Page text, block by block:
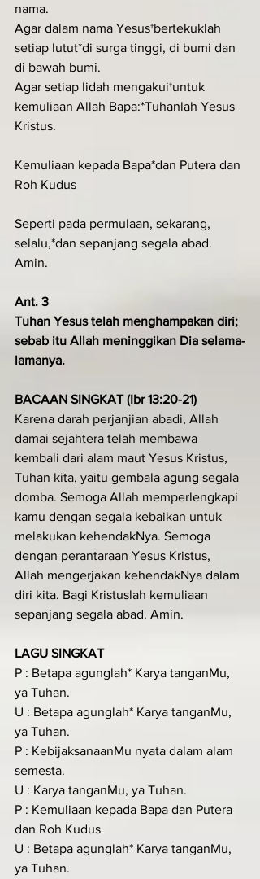
nama.
Agar dalam nama Yesus†bertekuklah
setiap lutut*di surga tinggi, di bumi dan
di bawah bumi.
Agar setiap lidah mengakui†untuk
kemuliaan Allah Bapa:*Tuhanlah Yesus
Kristus.
Kemuliaan kepada Bapa*dan Putera dan
Roh Kudus
Seperti pada permulaan, sekarang,
selalu,*dan sepanjang segala abad.
Amin.
Ant. 3
Tuhan Yesus telah menghampakan diri;
sebab itu Allah meninggikan Dia selama-
lamanya.
BACAAN SINGKAT (Ibr 13:20-21)
Karena darah perjanjian abadi, Allah
damai sejahtera telah membawa
kembali dari alam maut Yesus Kristus,
Tuhan kita, yaitu gembala agung segala
domba. Semoga Allah memperlengkapi
kamu dengan segala kebaikan untuk
melakukan kehendakNya. Semoga
dengan perantaraan Yesus Kristus,
Allah mengerjakan kehendakNya dalam
diri kita. Bagi Kristuslah kemuliaan
sepanjang segala abad. Amin.
LAGU SINGKAT
P : Betapa agunglah* Karya tanganMu,
ya Tuhan.
U : Betapa agunglah* Karya tanganMu,
ya Tuhan.
P : KebijaksanaanMu nyata dalam alam
semesta.
U : Karya tanganMu, ya Tuhan.
P : Kemuliaan kepada Bapa dan Putera
dan Roh Kudus
U : Betapa agunglah* Karya tanganMu,
ya Tuhan.